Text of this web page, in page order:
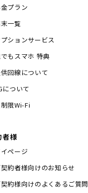
プラン
一覧
ションサービス
もスマホ 特典
回線について
について
限Wi-Fi
者様
ページ
契約者様向けのお知らせ
契約様向けのよくあるご質問